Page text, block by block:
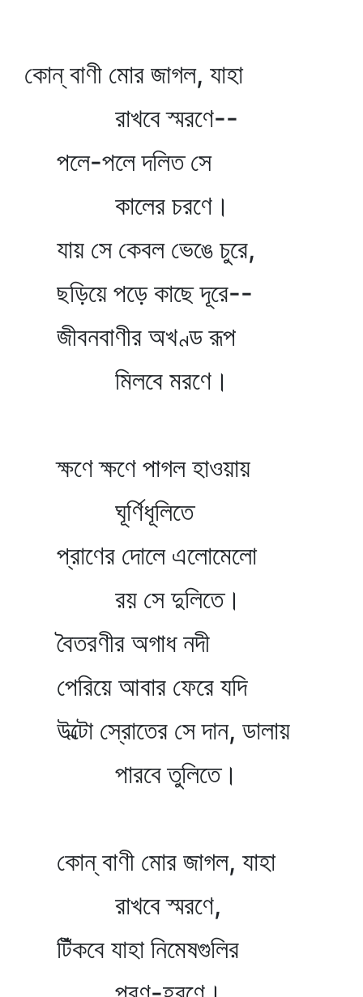
কোন্‌ বাণী মোর জাগল, যাহা
রাখবে স্মরণে--
পলে-পলে দলিত সে
কালের চরণে।
যায় সে কেবল ভেঙে চুরে,
ছড়িয়ে পড়ে কাছে দূরে--
জীবনবাণীর অখণ্ড রূপ
মিলবে মরণে।
ক্ষণে ক্ষণে পাগল হাওয়ায়
ঘূর্ণিধূলিতে
প্রাণের দোলে এলোমেলো
রয় সে দুলিতে।
বৈতরণীর অগাধ নদী
পেরিয়ে আবার ফেরে যদি
উল্টো স্রোতের সে দান, ডালায়
পারবে তুলিতে।
কোন্‌ বাণী মোর জাগল, যাহা
রাখবে স্মরণে,
টিঁকবে যাহা নিমেষগুলির